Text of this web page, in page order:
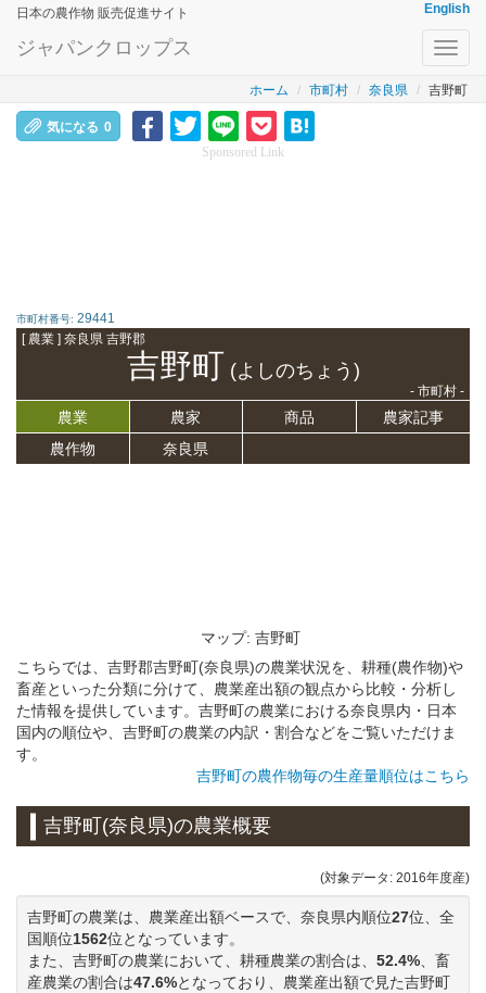
日本の農作物 販売促進サイト English
ジャパンクロップス
ホーム 市町村 奈良県 吉野町
気になる 0
Sponsored Link
市町村番号: 29441
[ 農業 ] 奈良県 吉野郡
吉野町 (よしのちょう)
- 市町村 -
農業 農家 商品
農家記事
農作物
奈良県
マップ: 吉野町
こちらでは、吉野郡吉野町(奈良県)の農業状況を、耕種(農作物)や
畜産といった分類に分けて、農業産出額の観点から比較・分析し
た情報を提供しています。吉野町の農業における奈良県内・日本
国内の順位や、吉野町の農業の内訳・割合などをご覧いただけま
す。
吉野町の農作物毎の生産量順位はこちら
吉野町(奈良県)の農業概要
(対象データ: 2016年度産)
吉野町の農業は、農業産出額ベースで、奈良県内順位27位、全
国順位1562位となっています。
また、吉野町の農業において、耕種農業の割合は、 52.4% 、畜
産農業の割合は47.6%となっており、農業産出額で見た吉野町